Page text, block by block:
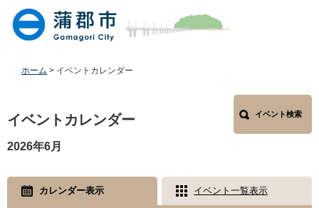
本
ホーム > イベントカレンダー
文
イベントカレンダー イベント検索
2026年6月
カレンダー表示 イベント一覧表示